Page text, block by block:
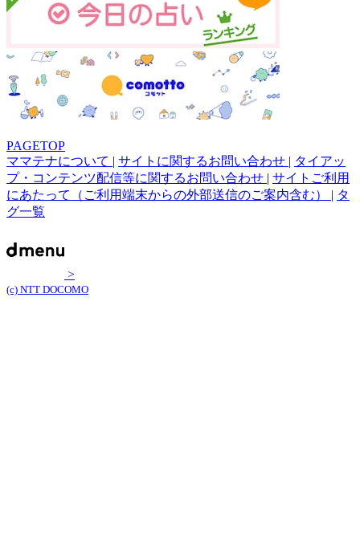
PAGETOP
ママテナについて | サイトに関するお問い合わせ | タイアッ
プ・コンテンツ配信等に関するお問い合わせ | サイトご利用
にあたって（ご利用端末からの外部送信のご案内含む） | タ
グ一覧
>
(c) NTT DOCOMO